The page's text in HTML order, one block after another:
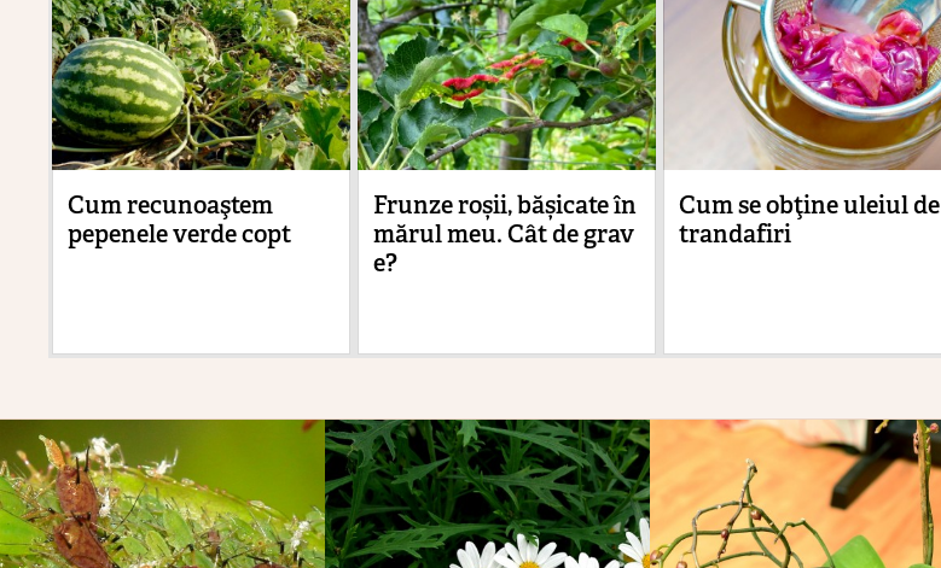
Cum recunoaştem
pepenele verde copt
Frunze roșii, bășicate în
mărul meu. Cât de grav
e?
Cum se obţine uleiul de
trandafiri